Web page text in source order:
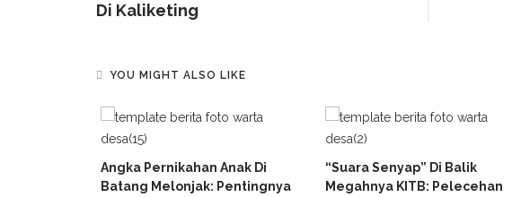
Di Kaliketing
YOU MIGHT ALSO LIKE
Angka Pernikahan Anak Di
Batang Melonjak: Pentingnya
“Suara Senyap” Di Balik
Megahnya KITB: Pelecehan